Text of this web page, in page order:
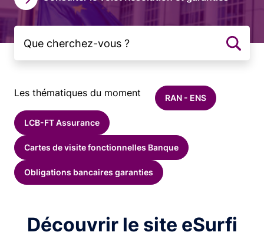
Les thématiques du moment RAN - ENS
LCB-FT Assurance
Cartes de visite fonctionnelles Banque
Obligations bancaires garanties
Découvrir le site eSurfi